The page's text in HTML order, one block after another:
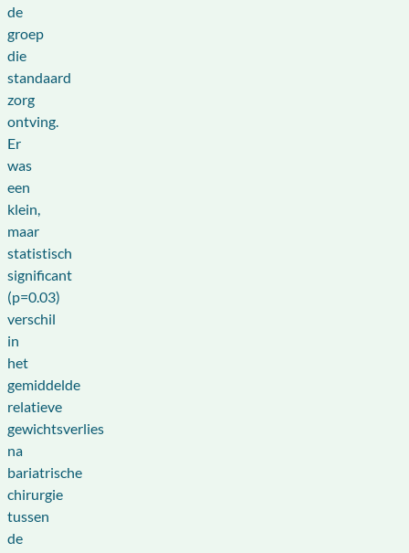
de
groep
die
standaard
zorg
ontving.
Er
was
een
klein,
maar
statistisch
significant
(p=0.03)
verschil
in
het
gemiddelde
relatieve
gewichtsverlies
na
bariatrische
chirurgie
tussen
de